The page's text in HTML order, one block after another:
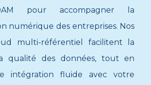
pour accompagner la
numérique des entreprises. Nos
multi-référentiel facilitent la
qualité des données, tout en
intégration fluide avec votre